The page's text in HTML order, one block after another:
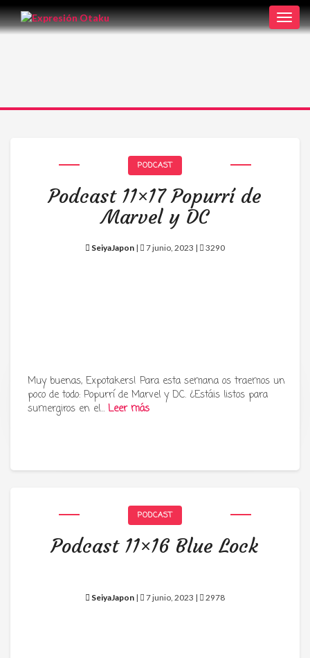
Tu radio y podcast sobre manga,
anime y cultura japonesa ツ
PODCAST
Podcast 11×17 Popurrí de
Marvel y DC
SeiyaJapon | 7 junio, 2023 | 3290
Muy buenas, Expotakers! Para esta semana os traemos un
poco de todo: Popurrí de Marvel y DC. ¿Estáis listos para
sumergiros en el… Leer más
PODCAST
Podcast 11×16 Blue Lock
SeiyaJapon | 7 junio, 2023 | 2978